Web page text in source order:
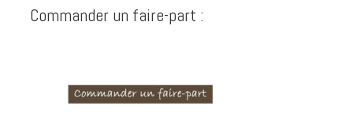
Commander un faire-part :